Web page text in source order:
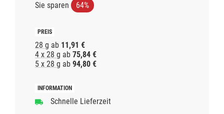
Sie sparen 64%
28 g ab 11,91 €
4 x 28 g ab 75,84 €
5 x 28 g ab 94,80 €
Schnelle Lieferzeit